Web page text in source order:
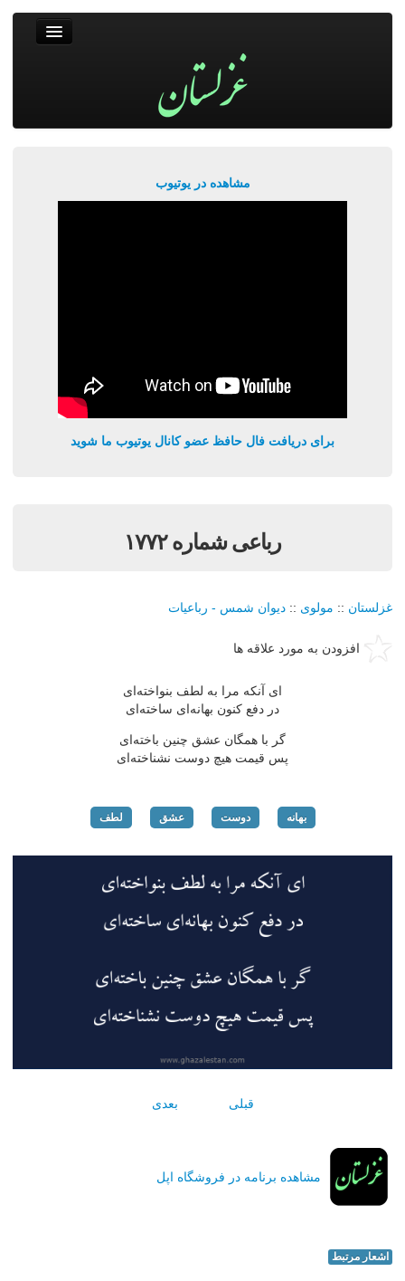
مشاهده در یوتیوب
برای دریافت فال حافظ عضو کانال یوتیوب ما شوید
رباعی شماره ۱۷۷۲
غزلستان :: مولوی :: دیوان شمس - رباعیات
افزودن به مورد علاقه ها
ای آنکه مرا به لطف بنواخته‌ای
در دفع کنون بهانه‌ای ساخته‌ای
گر با همگان عشق چنین باخته‌ای
پس قیمت هیچ دوست نشناخته‌ای
بهانه دوست عشق لطف
قبلی بعدی
مشاهده برنامه در فروشگاه اپل
اشعار مرتبط